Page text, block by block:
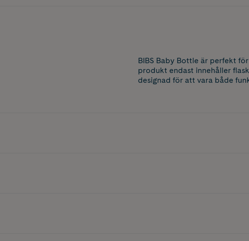
BIBS Baby Bottle är perfekt
produkt endast innehåller
designad för att vara både